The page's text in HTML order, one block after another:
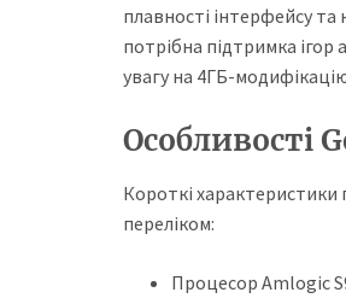
плавності інтерфейсу
потрібна підтримка
увагу на 4ГБ-
Особливості
Короткі
переліком:
Процесор Amlogic